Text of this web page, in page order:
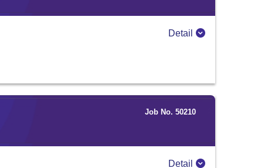
Detail
Job No. 50210
Detail